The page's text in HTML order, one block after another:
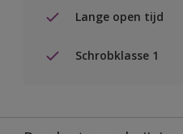
Lange open tijd
Schrobklasse 1